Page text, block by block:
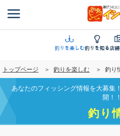
ン
に
移
動
釣りを楽しむ釣りを知る店
トップページ 釣りを楽しむ 釣り
あなたのフィッシング情報を大募集
開！！
釣り